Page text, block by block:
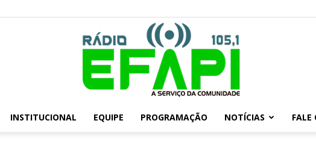
INSTITUCIONAL EQUIPE PROGRAMAÇÃO NOTÍCIAS FALE